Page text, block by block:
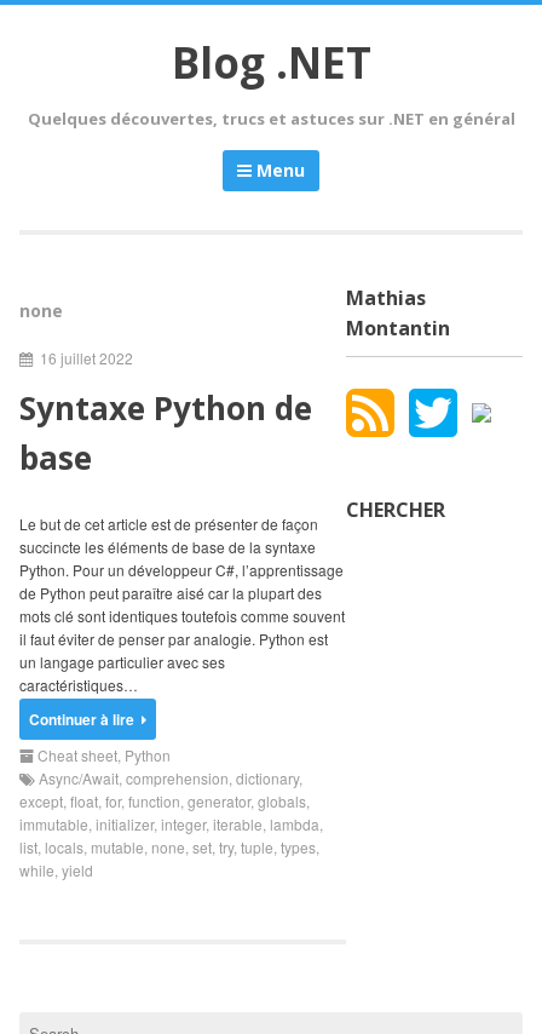
Blog .NET
Quelques découvertes, trucs et astuces sur .NET en général
Menu
none
16 juillet 2022
Syntaxe Python de
base
Le but de cet article est de présenter de façon
succincte les éléments de base de la syntaxe
Python. Pour un développeur C#, l’apprentissage
de Python peut paraître aisé car la plupart des
mots clé sont identiques toutefois comme souvent
il faut éviter de penser par analogie. Python est
un langage particulier avec ses
caractéristiques…
Continuer à lire
Cheat sheet Python
Async/Await comprehension dictionary,
except float for, function generator, globals
immutable initializer, integer, iterable lambda
list locals mutable none set try, tuple types
while yield
Mathias
Montantin
CHERCHER